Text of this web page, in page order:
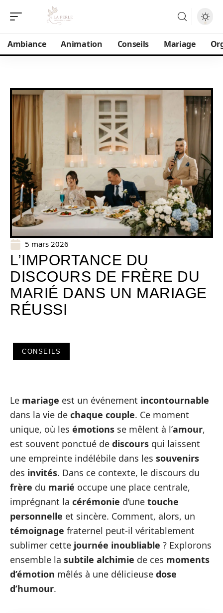
Ambiance Animation Conseils Mariage
5 mars 2026
L’IMPORTANCE DU
DISCOURS DE FRÈRE DU
MARIÉ DANS UN MARIAGE
RÉUSSI
CONSEILS
Le mariage est un événement incontournable
dans la vie de chaque couple. Ce moment
unique, où les émotions se mêlent à l’amour,
est souvent ponctué de discours qui laissent
une empreinte indélébile dans les souvenirs
des invités. Dans ce contexte, le discours du
frère du marié occupe une place centrale,
imprégnant la cérémonie d’une touche
personnelle et sincère. Comment, alors, un
témoignage fraternel peut-il véritablement
sublimer cette journée inoubliable ? Explorons
ensemble la subtile alchimie de ces moments
d’émotion mêlés à une délicieuse dose
d’humour.